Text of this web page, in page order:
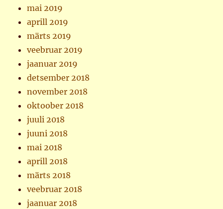
mai 2019
aprill 2019
märts 2019
veebruar 2019
jaanuar 2019
detsember 2018
november 2018
oktoober 2018
juuli 2018
juuni 2018
mai 2018
aprill 2018
märts 2018
veebruar 2018
jaanuar 2018